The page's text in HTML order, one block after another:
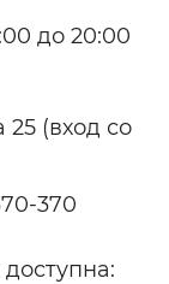
до 20:00
(вход со
370